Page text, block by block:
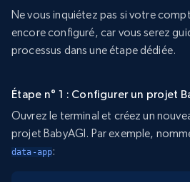
Ne vous inquiétez pas si votre
encore configuré, car vous serez
processus dans une étape dédiée.
Étape n° 1 : Configurer un projet
Ouvrez le terminal et créez un
projet BabyAGI. Par exemple,
data-app: